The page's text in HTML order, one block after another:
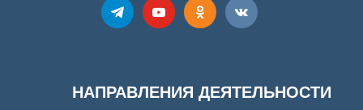
НАПРАВЛЕНИЯ ДЕЯТЕЛЬНОСТИ